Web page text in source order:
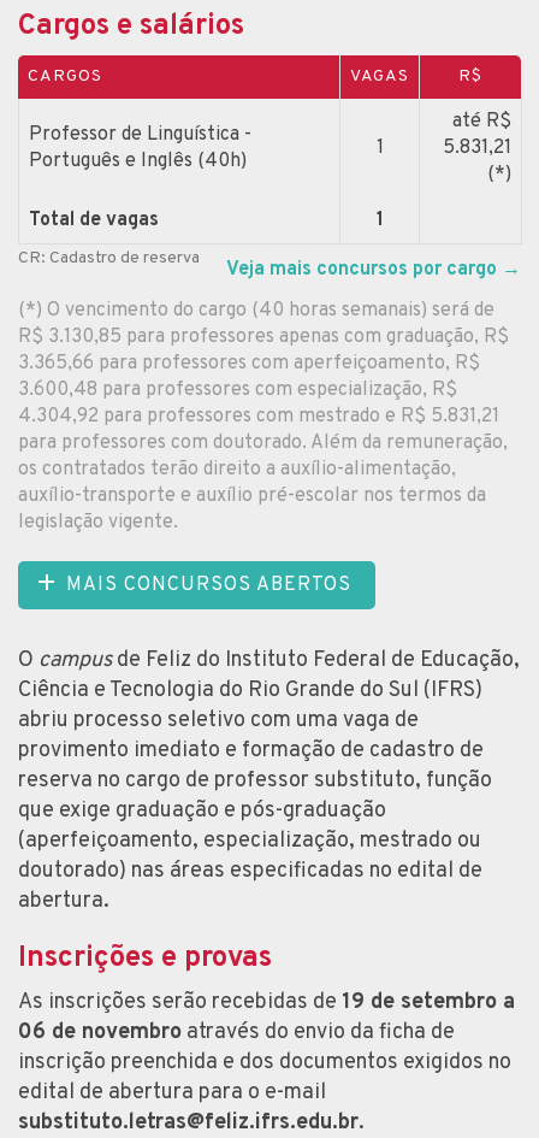
Cargos e salários
CARGOS VAGAS R$
Professor de Linguística -
Português e Inglês (40h)
1
até R$
5.831,21
(*)
Total de vagas
1
CR: Cadastro de reserva Veja mais concursos por cargo →
(*) O vencimento do cargo (40 horas semanais) será de
R$ 3.130,85 para professores apenas com graduação, R$
3.365,66 para professores com aperfeiçoamento, R$
3.600,48 para professores com especialização, R$
4.304,92 para professores com mestrado e R$ 5.831,21
para professores com doutorado. Além da remuneração,
os contratados terão direito a auxílio-alimentação,
auxílio-transporte e auxílio pré-escolar nos termos da
legislação vigente.
MAIS CONCURSOS ABERTOS
O campusde Feliz do Instituto Federal de Educação,
Ciência e Tecnologia do Rio Grande do Sul (IFRS)
abriu processo seletivo com uma vaga de
provimento imediato e formação de cadastro de
reserva no cargo de professor substituto, função
que exige graduação e pós-graduação
(aperfeiçoamento, especialização, mestrado ou
doutorado) nas áreas especificadas no edital de
abertura.
Inscrições e provas
As inscrições serão recebidas de 19 de setembro a
06 de novembro através do envio da ficha de
inscrição preenchida e dos documentos exigidos no
edital de abertura para o e-mail
substituto.letras@feliz.ifrs.edu.br.